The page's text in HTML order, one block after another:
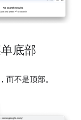
底部
而不是顶部。